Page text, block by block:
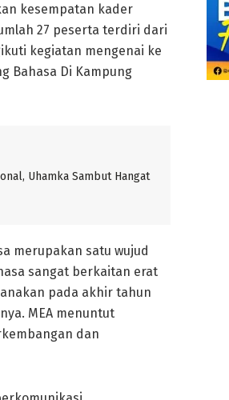
kesempatan kader
27 peserta terdiri dari
kegiatan mengenai ke
Bahasa Di Kampung
Uhamka Sambut Hangat
merupakan satu wujud
sangat berkaitan erat
pada akhir tahun
MEA menuntut
dan